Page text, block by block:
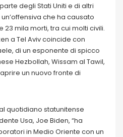
degli Stati Uniti e di altri
che ha causato
mila morti, tra cui molti civili.
a Tel Aviv coincide con
di un esponente di spicco
Hezbollah, Wissam al Tawil,
un nuovo fronte di
quotidiano statunitense
Usa, Joe Biden, “ha
in Medio Oriente con un